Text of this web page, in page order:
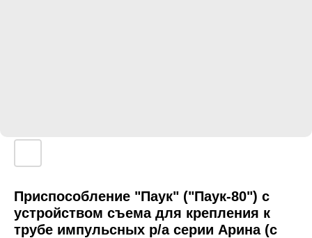
Приспособление "Паук" ("Паук-80") с
устройством съема для крепления к
трубе импульсных р/а серии Арина (с